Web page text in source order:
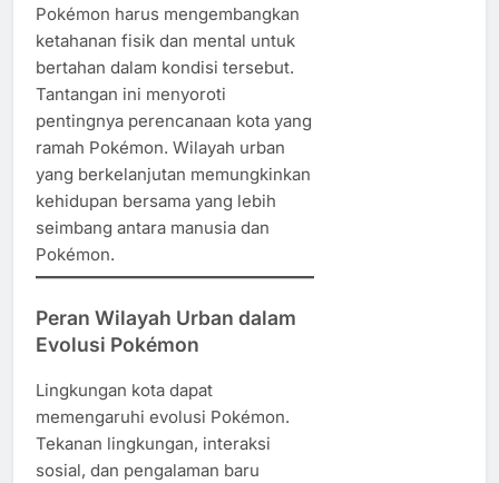
Pokémon harus mengembangkan
ketahanan fisik dan mental untuk
bertahan dalam kondisi tersebut.
Tantangan ini menyoroti
pentingnya perencanaan kota yang
ramah Pokémon. Wilayah urban
yang berkelanjutan memungkinkan
kehidupan bersama yang lebih
seimbang antara manusia dan
Pokémon.
Peran Wilayah Urban dalam
Evolusi Pokémon
Lingkungan kota dapat
memengaruhi evolusi Pokémon.
Tekanan lingkungan, interaksi
sosial, dan pengalaman baru